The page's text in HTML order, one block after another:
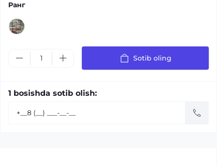
Ранг
Sotib oling
1 bosishda sotib olish: